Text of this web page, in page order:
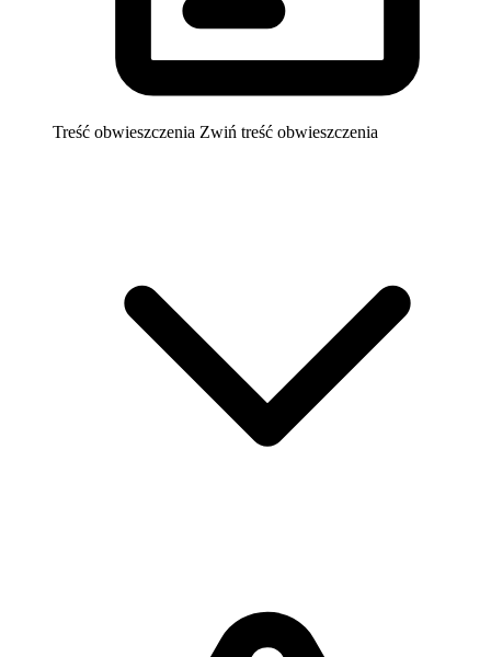
Treść obwieszczenia Zwiń treść obwieszczenia